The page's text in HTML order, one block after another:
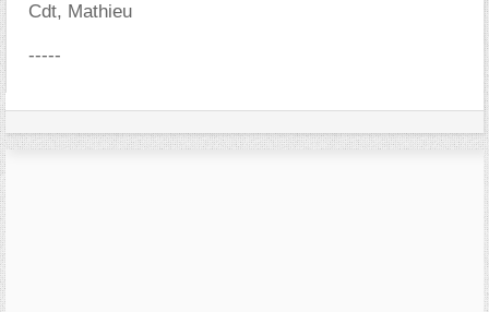
Cdt, Mathieu
-----